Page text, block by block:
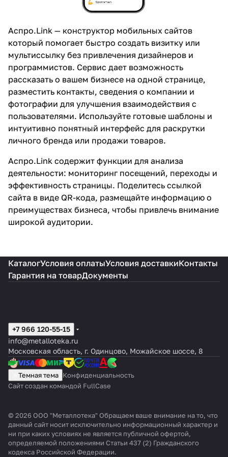
Аспро.Link — конструктор мобильных сайтов
который помогает быстро создать визитку или
мультиссылку без привлечения дизайнеров и
программистов. Сервис дает возможность
рассказать о вашем бизнесе на одной странице,
разместить контакты, сведения о компании и
фотографии для улучшения взаимодействия с
пользователями. Используйте готовые шаблоны и
интуитивно понятный интерфейс для раскрутки
личного бренда или продажи товаров.
Аспро.Link содержит функции для анализа
деятельности: мониторинг посещений, переходы и
эффективность страницы. Поделитесь ссылкой
сайта в виде QR-кода, размещайте информацию о
преимуществах бизнеса, чтобы привлечь внимание
широкой аудитории.
КаталогУсловия оплатыУсловия доставкиКонтакты
Гарантия на товарДокументы
+7 966 120-55-15
info@metalloteka.ru
Московская область, г. Одинцово, Можайское шоссе, 8
Темная тема Конфиденциальность
Сайт создан командой FullCase
© 2026 ООО "Металлотека" Обращаем ваше внимание на то, что
данный сайт носит исключительно информационный характер и
ни при каких условиях не является публичной офертой,
определяемой положениями Статьи 437 (2) Гражданского
кодекса Российской Федерации.